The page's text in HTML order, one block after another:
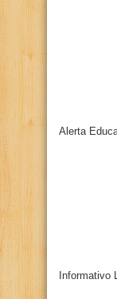
Alerta
Informativo